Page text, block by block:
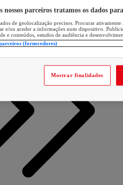
nossos parceiros tratamos os dados
de geolocalização precisos. Procurar
e/ou aceder a informações num dispositivo.
e conteúdos, estudos de audiência e
(fornecedores)
Mostrar finalidades